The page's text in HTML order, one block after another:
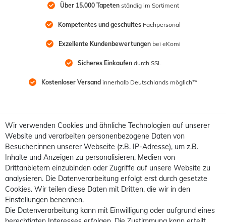
Über 15.000 Tapeten ständig im Sortiment
Kompetentes und geschultes Fachpersonal
Exzellente Kundenbewertungen bei eKomi
Sicheres Einkaufen durch SSL
Kostenloser Versand innerhalb Deutschlands möglich**
Wir verwenden Cookies und ähnliche Technologien auf unserer
Website und verarbeiten personenbezogene Daten von
Besucher:innen unserer Webseite (z.B. IP-Adresse), um z.B.
Inhalte und Anzeigen zu personalisieren, Medien von
Drittanbietern einzubinden oder Zugriffe auf unsere Website zu
analysieren. Die Datenverarbeitung erfolgt erst durch gesetzte
Cookies. Wir teilen diese Daten mit Dritten, die wir in den
Einstellungen benennen.
Die Datenverarbeitung kann mit Einwilligung oder aufgrund eines